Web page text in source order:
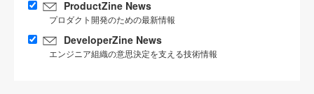
ProductZine News
プロダクト開発のための最新情報
DeveloperZine News
エンジニア組織の意思決定を支える技術情報